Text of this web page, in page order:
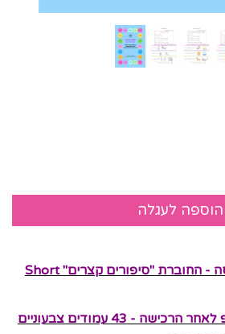
חוברת צבעונית להדפסה - החוברת "סיפורים קצרים" Short
נשלחת כקובץ בוואצאפ לאחר הרכישה - 43 עמודים צבעוניים